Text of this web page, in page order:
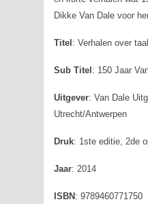
Dikke Van Dale voor
Titel : Verhalen over taal
Sub Titel : 150 Jaar
Uitgever: Van Dale
Utrecht/Antwerpen
Druk: 1ste editie, 2de
Jaar: 2014
ISBN : 9789460771750